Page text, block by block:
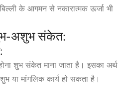
के आगमन से नकारात्मक ऊर्जा भी
अशुभ संकेत:
शुभ संकेत माना जाता है। इसका अर्थ
या मांगलिक कार्य हो सकता है।